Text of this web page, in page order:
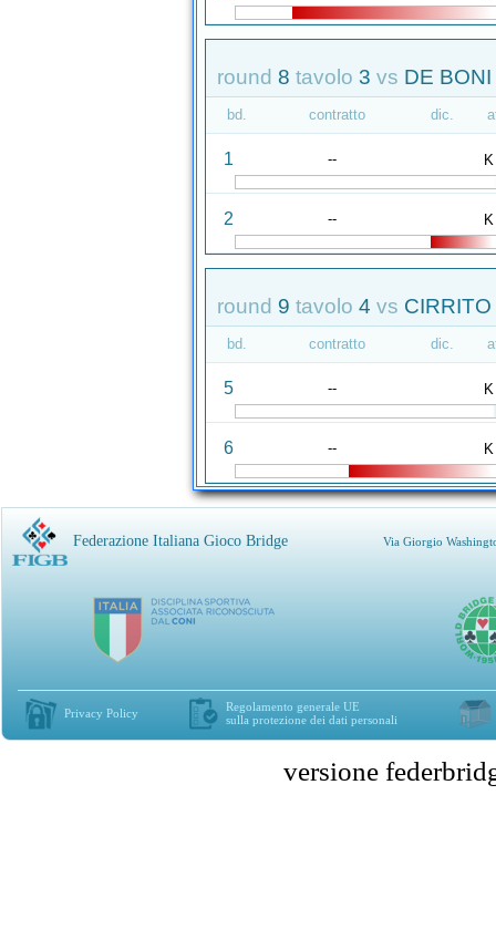
round 8 tavolo 3 vs DE
bd. contratto dic.
1 -- K
2 -- K
round 9 tavolo 4 vs
bd. contratto dic.
5 -- K
6 -- K
Federazione Italiana Gioco Bridge Via Giorgio
Privacy Policy
Regolamento generale UE
sulla protezione dei dati personali
versione